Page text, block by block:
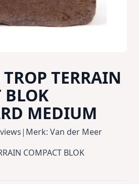
TERRAIN
BLOK
MEDIUM
| Merk: Van der Meer
COMPACT BLOK